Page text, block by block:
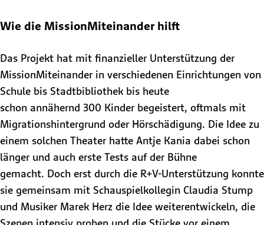
Wie die MissionMiteinander hilft
Das Projekt hat mit finanzieller Unterstützung der
MissionMiteinander in verschiedenen Einrichtungen von
Schule bis Stadtbibliothek bis heute
schon annähernd 300 Kinder begeistert, oftmals mit
Migrationshintergrund oder Hörschädigung. Die Idee zu
einem solchen Theater hatte Antje Kania dabei schon
länger und auch erste Tests auf der Bühne
gemacht. Doch erst durch die R+V-Unterstützung konnte
sie gemeinsam mit Schauspielkollegin Claudia Stump
und Musiker Marek Herz die Idee weiterentwickeln, die